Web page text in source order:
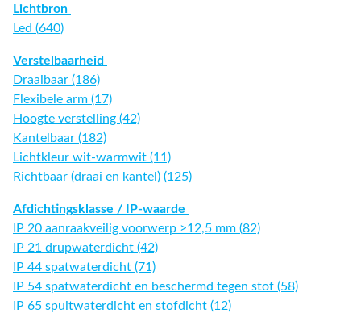
Lichtbron
Led (640)
Verstelbaarheid
Draaibaar (186)
Flexibele arm (17)
Hoogte verstelling (42)
Kantelbaar (182)
Lichtkleur wit-warmwit (11)
Richtbaar (draai en kantel) (125)
Afdichtingsklasse / IP-waarde
IP 20 aanraakveilig voorwerp >12,5 mm (82)
IP 21 drupwaterdicht (42)
IP 44 spatwaterdicht (71)
IP 54 spatwaterdicht en beschermd tegen stof (58)
IP 65 spuitwaterdicht en stofdicht (12)